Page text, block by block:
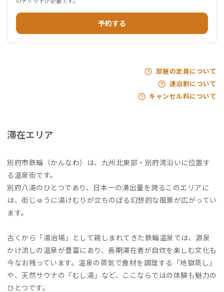
予約する
部屋の定員について
連泊割について
キャンセル料について
滞在エリア
別府市鉄輪（かんなわ）は、九州北東部・別府湾沿いに位置す
る温泉街です。
別府八湯のひとつであり、日本一の湧出量を誇るこのエリアに
は、街じゅうに湯けむりが立ちのぼる幻想的な風景が広がってい
ます。
古くから「湯治場」として親しまれてきた鉄輪温泉では、源泉
かけ流しの温泉が豊富にあり、長期滞在者が自炊を楽しむ文化も
今なお残っています。温泉の蒸気で食材を調理する「地獄蒸し」
や、天然サウナの「むし湯」など、ここならではの体験も魅力の
ひとつです。